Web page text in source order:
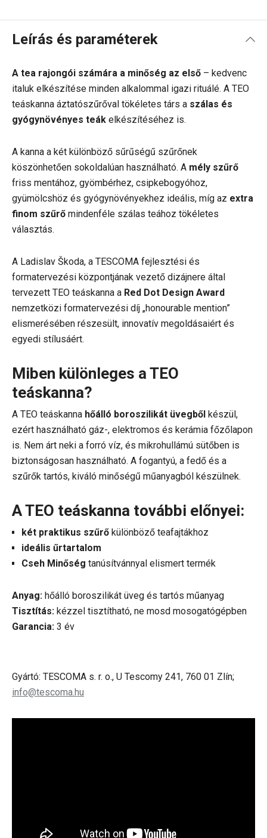
Leírás és paraméterek
A tea rajongói számára a minőség az első – kedvenc
italuk elkészítése minden alkalommal igazi rituálé. A TEO
teáskanna áztatószűrőval tökéletes társ a szálas és
gyógynövényes teák elkészítéséhez is.
A kanna a két különböző sűrűségű szűrőnek
köszönhetően sokoldalúan használható. A mély szűrő
friss mentához, gyömbérhez, csipkebogyóhoz,
gyümölcshöz és gyógynövényekhez ideális, míg az extra
finom szűrő mindenféle szálas teához tökéletes
választás.
A Ladislav Škoda, a TESCOMA fejlesztési és
formatervezési központjának vezető dizájnere által
tervezett TEO teáskanna a Red Dot Design Award
nemzetközi formatervezési díj „honourable mention”
elismerésében részesült, innovatív megoldásaiért és
egyedi stílusáért.
Miben különleges a TEO
teáskanna?
A TEO teáskanna hőálló boroszilikát üvegből készül,
ezért használható gáz-, elektromos és kerámia főzőlapon
is. Nem árt neki a forró víz, és mikrohullámú sütőben is
biztonságosan használható. A fogantyú, a fedő és a
szűrők tartós, kiváló minőségű műanyagból készülnek.
A TEO teáskanna további előnyei:
két praktikus szűrő különböző teafajtákhoz
ideális űrtartalom
Cseh Minőség tanúsítvánnyal elismert termék
Anyag: hőálló boroszilikát üveg és tartós műanyag
Tisztítás: kézzel tisztítható, ne mosd mosogatógépben
Garancia: 3 év
Gyártó: TESCOMA s. r. o., U Tescomy 241, 760 01 Zlín;
info@tescoma.hu